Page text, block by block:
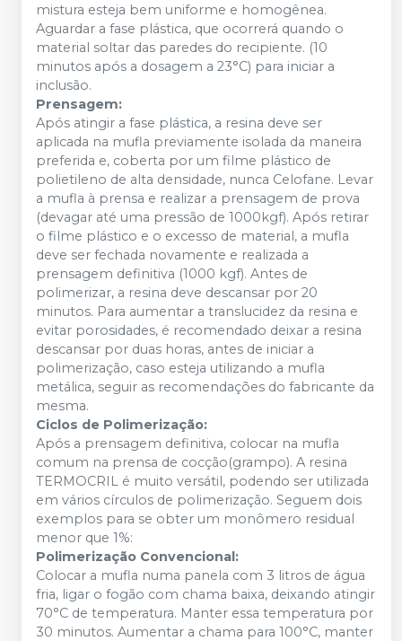
mistura esteja bem uniforme e homogênea.
Aguardar a fase plástica, que ocorrerá quando o
material soltar das paredes do recipiente. (10
minutos após a dosagem a 23°C) para iniciar a
inclusão.
Prensagem:
Após atingir a fase plástica, a resina deve ser
aplicada na mufla previamente isolada da maneira
preferida e, coberta por um filme plástico de
polietileno de alta densidade, nunca Celofane. Levar
a mufla à prensa e realizar a prensagem de prova
(devagar até uma pressão de 1000kgf). Após retirar
o filme plástico e o excesso de material, a mufla
deve ser fechada novamente e realizada a
prensagem definitiva (1000 kgf). Antes de
polimerizar, a resina deve descansar por 20
minutos. Para aumentar a translucidez da resina e
evitar porosidades, é recomendado deixar a resina
descansar por duas horas, antes de iniciar a
polimerização, caso esteja utilizando a mufla
metálica, seguir as recomendações do fabricante da
mesma.
Ciclos de Polimerização:
Após a prensagem definitiva, colocar na mufla
comum na prensa de cocção(grampo). A resina
TERMOCRIL é muito versátil, podendo ser utilizada
em vários círculos de polimerização. Seguem dois
exemplos para se obter um monômero residual
menor que 1%:
Polimerização Convencional:
Colocar a mufla numa panela com 3 litros de água
fria, ligar o fogão com chama baixa, deixando atingir
70°C de temperatura. Manter essa temperatura por
30 minutos. Aumentar a chama para 100°C, manter